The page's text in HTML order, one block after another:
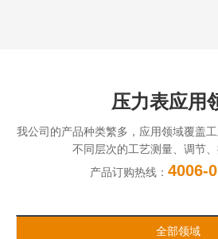
压力表应用
我公司的产品种类繁多，应用领域覆盖
不同层次的工艺测量、调节、
产品订购热线： 4006-
全部领域